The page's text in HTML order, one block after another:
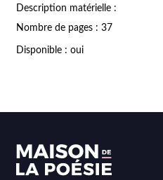
Description matérielle :
Nombre de pages : 37
Disponible : oui